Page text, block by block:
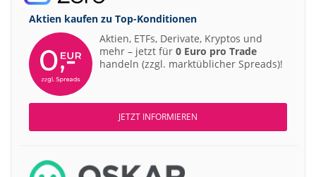
Aktien kaufen zu Top-Konditionen
Aktien, ETFs, Derivate, Kryptos und
mehr – jetzt für 0 Euro pro Trade
handeln (zzgl. marktüblicher Spreads)!
JETZT INFORMIEREN